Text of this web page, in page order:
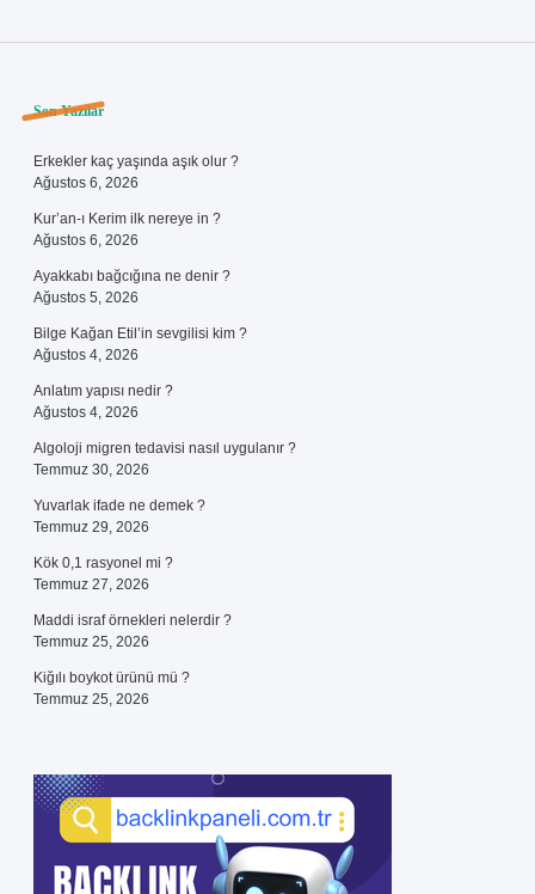
Sidebar
Son Yazılar
Erkekler kaç yaşında aşık olur ?
Ağustos 6, 2026
Kur’an-ı Kerim ilk nereye in ?
Ağustos 6, 2026
Ayakkabı bağcığına ne denir ?
Ağustos 5, 2026
Bilge Kağan Etil’in sevgilisi kim ?
Ağustos 4, 2026
Anlatım yapısı nedir ?
Ağustos 4, 2026
Algoloji migren tedavisi nasıl uygulanır ?
Temmuz 30, 2026
Yuvarlak ifade ne demek ?
Temmuz 29, 2026
Kök 0,1 rasyonel mi ?
Temmuz 27, 2026
Maddi israf örnekleri nelerdir ?
Temmuz 25, 2026
Kiğılı boykot ürünü mü ?
Temmuz 25, 2026